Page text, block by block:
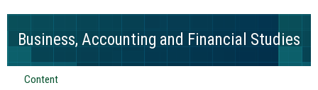
Business, Accounting and Financial Studies
Content